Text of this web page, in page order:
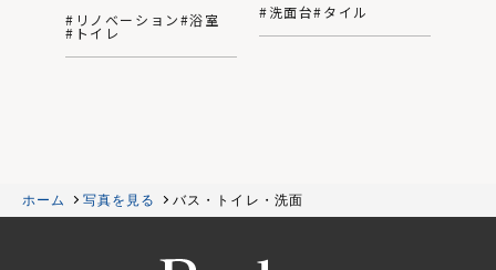
#洗面台#タイル
#リノベーション#浴室
#トイレ
ホーム 写真を見る バス・トイレ・洗面